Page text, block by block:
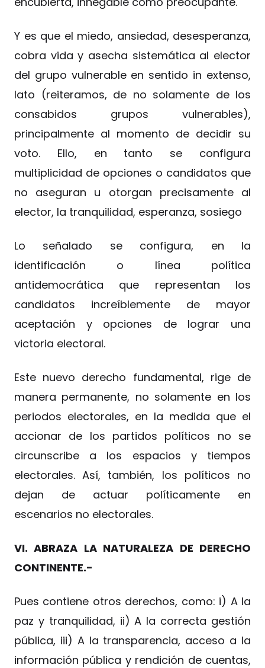
Y es que el miedo, ansiedad, desesperanza,
cobra vida y asecha sistemática al elector
del grupo vulnerable en sentido in extenso,
lato (reiteramos, de no solamente de los
consabidos grupos vulnerables),
principalmente al momento de decidir su
voto. Ello, en tanto se configura
multiplicidad de opciones o candidatos que
no aseguran u otorgan precisamente al
elector, la tranquilidad, esperanza, sosiego
Lo señalado se configura, en la
identificación o línea política
antidemocrática que representan los
candidatos increíblemente de mayor
aceptación y opciones de lograr una
victoria electoral.
Este nuevo derecho fundamental, rige de
manera permanente, no solamente en los
periodos electorales, en la medida que el
accionar de los partidos políticos no se
circunscribe a los espacios y tiempos
electorales. Así, también, los políticos no
dejan de actuar políticamente en
escenarios no electorales.
VI. ABRAZA LA NATURALEZA DE DERECHO
CONTINENTE.-
Pues contiene otros derechos, como: i) A la
paz y tranquilidad, ii) A la correcta gestión
pública, iii) A la transparencia, acceso a la
información pública y rendición de cuentas,